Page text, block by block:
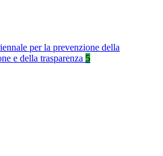
per la prevenzione della
e della trasparenza 5